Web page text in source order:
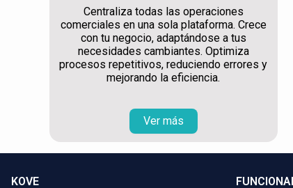
Centraliza todas las operaciones
comerciales en una sola plataforma. Crece
con tu negocio, adaptándose a tus
necesidades cambiantes. Optimiza
procesos repetitivos, reduciendo errores y
mejorando la eficiencia.
Ver más
KOVE